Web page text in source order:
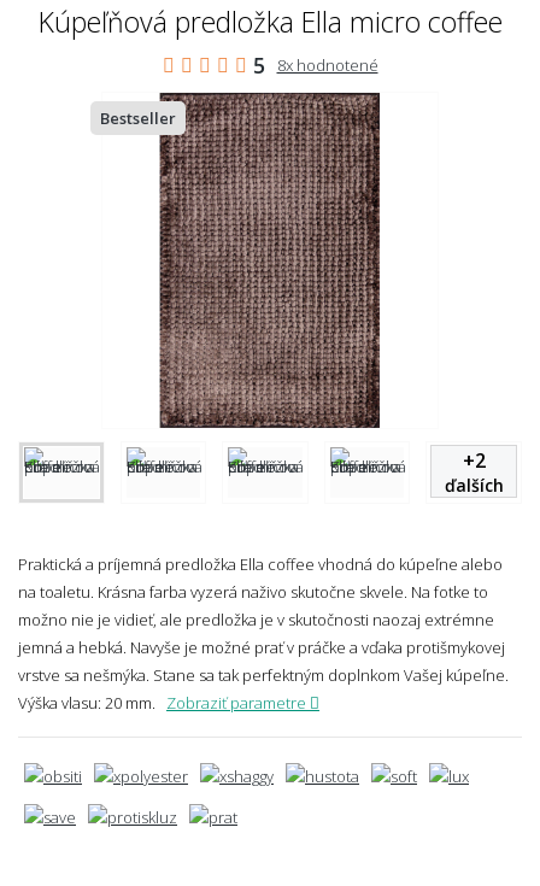
Kúpeľňová predložka Ella micro coffee
5 8x hodnotené
Bestseller
+2
ďalších
Praktická a príjemná predložka Ella coffee vhodná do kúpeľne alebo
na toaletu. Krásna farba vyzerá naživo skutočne skvele. Na fotke to
možno nie je vidieť, ale predložka je v skutočnosti naozaj extrémne
jemná a hebká. Navyše je možné prať v práčke a vďaka protišmykovej
vrstve sa nešmýka. Stane sa tak perfektným doplnkom Vašej kúpeľne.
Výška vlasu: 20 mm.
Zobraziť parametre